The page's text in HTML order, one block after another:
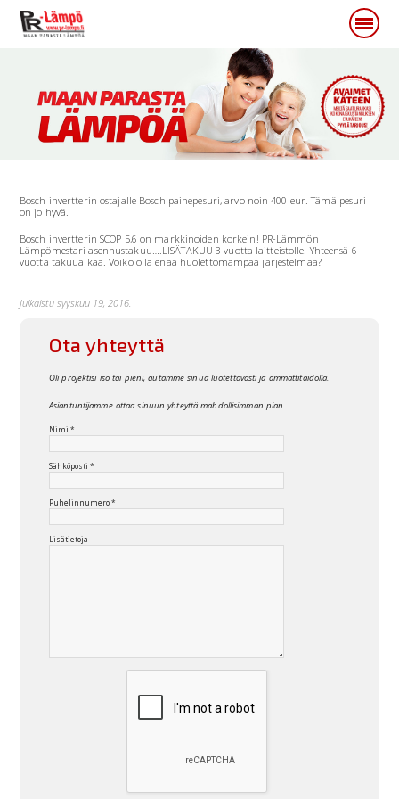
Bosch invertterin ostajalle Bosch painepesuri, arvo noin 400 eur. Tämä pesuri
on jo hyvä.
Bosch invertterin SCOP 5,6 on markkinoiden korkein! PR-Lämmön
Lämpömestari asennustakuu….LISÄTAKUU 3 vuotta laitteistolle! Yhteensä 6
vuotta takuuaikaa. Voiko olla enää huolettomampaa järjestelmää?
Julkaistu syyskuu 19, 2016.
Ota yhteyttä
Oli projektisi iso tai pieni, autamme sinua luotettavasti ja ammattitaidolla.
Asiantuntijamme ottaa sinuun yhteyttä mahdollisimman pian.
Nimi *
Sähköposti *
Puhelinnumero *
Lisätietoja